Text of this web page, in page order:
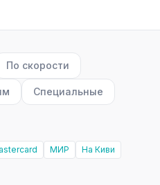
По скорости
Специальные
МИР
На Киви